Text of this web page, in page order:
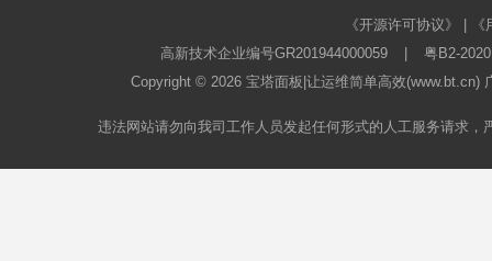
《开源许可协议》
高新技术企业编号GR201944000059
粤B2-
Copyright © 2026 宝塔面板 |让运维简单高效
违法网站请勿向我司工作人员发起任何形式的人工服务请求，